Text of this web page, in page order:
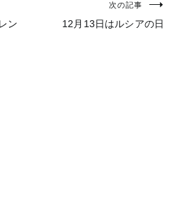
ン
次の記事
12月13日はルシアの日